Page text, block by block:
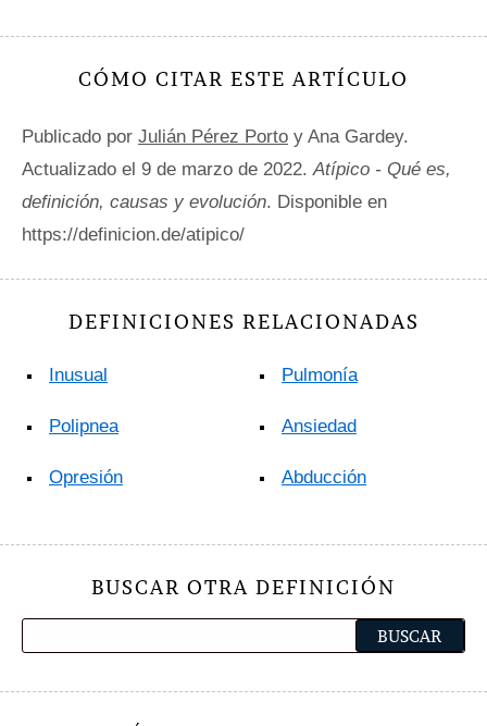
CÓMO CITAR ESTE ARTÍCULO
Publicado por Julián Pérez Porto y Ana Gardey.
Actualizado el 9 de marzo de 2022.Atípico - Qué es,
definición, causas y evolución. Disponible en
https://definicion.de/atipico/
DEFINICIONES RELACIONADAS
Inusual
Polipnea
Opresión
Pulmonía
Ansiedad
Abducción
BUSCAR OTRA DEFINICIÓN